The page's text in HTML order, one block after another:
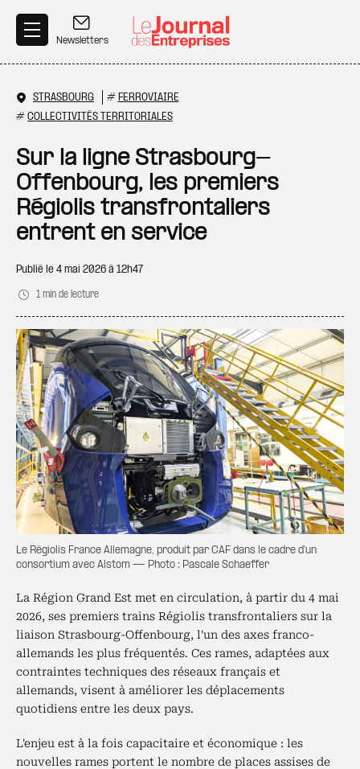
Newsletters
STRASBOURG # FERROVIAIRE
# COLLECTIVITÉS TERRITORIALES
Sur la ligne Strasbourg-
Offenbourg, les premiers
Régiolis transfrontaliers
entrent en service
Publié le 4 mai 2026 à 12h47
1 min de lecture
Le Régiolis France Allemagne, produit par CAF dans le cadre d'un
consortium avec Alstom — Photo : Pascale Schaeffer
La Région Grand Est met en circulation, à partir du 4 mai
2026, ses premiers trains Régiolis transfrontaliers sur la
liaison Strasbourg-Offenbourg, l'un des axes franco-
allemands les plus fréquentés. Ces rames, adaptées aux
contraintes techniques des réseaux français et
allemands, visent à améliorer les déplacements
quotidiens entre les deux pays.
L'enjeu est à la fois capacitaire et économique : les
nouvelles rames portent le nombre de places assises de